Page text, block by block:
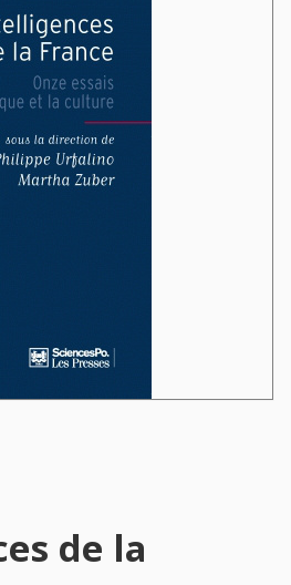
de la